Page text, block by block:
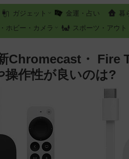
ガジェット 金運・占い 暮
ホビー・カメラ スポーツ・アウト
Chromecast・ Fire
作性が良いのは?